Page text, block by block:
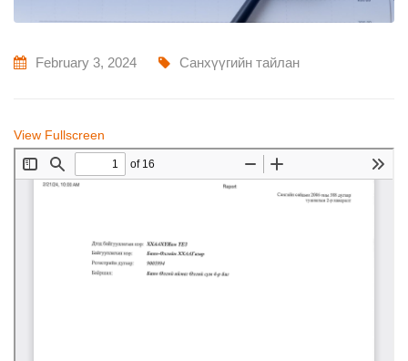
February 3, 2024 Санхүүгийн тайлан
View Fullscreen